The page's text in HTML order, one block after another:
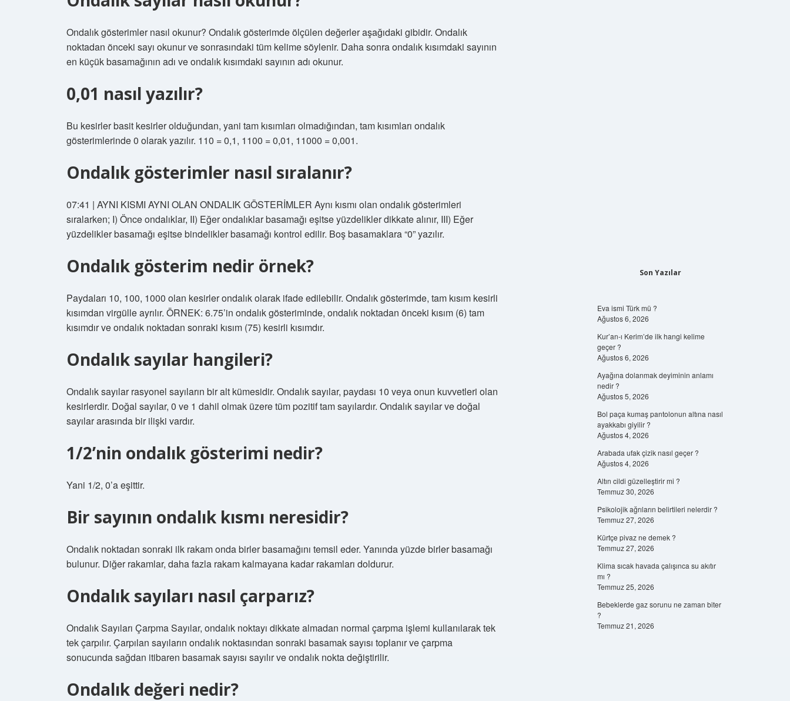
Ondalık gösterimler nasıl okunur? Ondalık gösterimde ölçülen değerler aşağıdaki gibidir. Ondalık
noktadan önceki sayı okunur ve sonrasındaki tüm kelime söylenir. Daha sonra ondalık kısımdaki sayının
en küçük basamağının adı ve ondalık kısımdaki sayının adı okunur.
0,01 nasıl yazılır?
Bu kesirler basit kesirler olduğundan, yani tam kısımları olmadığından, tam kısımları ondalık
gösterimlerinde 0 olarak yazılır. 110 = 0,1, 1100 = 0,01, 11000 = 0,001.
Ondalık gösterimler nasıl sıralanır?
07:41 | AYNI KISMI AYNI OLAN ONDALIK GÖSTERİMLER Aynı kısmı olan ondalık gösterimleri
sıralarken; I) Önce ondalıklar, II) Eğer ondalıklar basamağı eşitse yüzdelikler dikkate alınır, III) Eğer
yüzdelikler basamağı eşitse bindelikler basamağı kontrol edilir. Boş basamaklara “0” yazılır.
Ondalık gösterim nedir örnek?
Paydaları 10, 100, 1000 olan kesirler ondalık olarak ifade edilebilir. Ondalık gösterimde, tam kısım kesirli
kısımdan virgülle ayrılır. ÖRNEK: 6.75’in ondalık gösteriminde, ondalık noktadan önceki kısım (6) tam
kısımdır ve ondalık noktadan sonraki kısım (75) kesirli kısımdır.
Ondalık sayılar hangileri?
Ondalık sayılar rasyonel sayıların bir alt kümesidir. Ondalık sayılar, paydası 10 veya onun kuvvetleri olan
kesirlerdir. Doğal sayılar, 0 ve 1 dahil olmak üzere tüm pozitif tam sayılardır. Ondalık sayılar ve doğal
sayılar arasında bir ilişki vardır.
1/2’nin ondalık gösterimi nedir?
Yani 1/2, 0’a eşittir.
Bir sayının ondalık kısmı neresidir?
Ondalık noktadan sonraki ilk rakam onda birler basamağını temsil eder. Yanında yüzde birler basamağı
bulunur. Diğer rakamlar, daha fazla rakam kalmayana kadar rakamları doldurur.
Ondalık sayıları nasıl çarparız?
Ondalık Sayıları Çarpma Sayılar, ondalık noktayı dikkate almadan normal çarpma işlemi kullanılarak tek
tek çarpılır. Çarpılan sayıların ondalık noktasından sonraki basamak sayısı toplanır ve çarpma
sonucunda sağdan itibaren basamak sayısı sayılır ve ondalık nokta değiştirilir.
Ondalık değeri nedir?
Son Yazılar
Eva ismi Türk mü ?
Ağustos 6, 2026
Kur’an-ı Kerim’de ilk hangi kelime
geçer ?
Ağustos 6, 2026
Ayağına dolanmak deyiminin anlamı
nedir ?
Ağustos 5, 2026
Bol paça kumaş pantolonun altına nasıl
ayakkabı giyilir ?
Ağustos 4, 2026
Arabada ufak çizik nasıl geçer ?
Ağustos 4, 2026
Altın cildi güzelleştirir mi ?
Temmuz 30, 2026
Psikolojik ağrıların belirtileri nelerdir ?
Temmuz 27, 2026
Kürtçe pivaz ne demek ?
Temmuz 27, 2026
Klima sıcak havada çalışınca su akıtır
mı ?
Temmuz 25, 2026
Bebeklerde gaz sorunu ne zaman biter
?
Temmuz 21, 2026